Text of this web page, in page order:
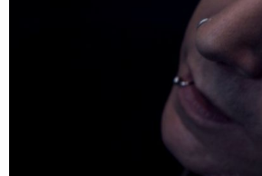
Follow
Posts